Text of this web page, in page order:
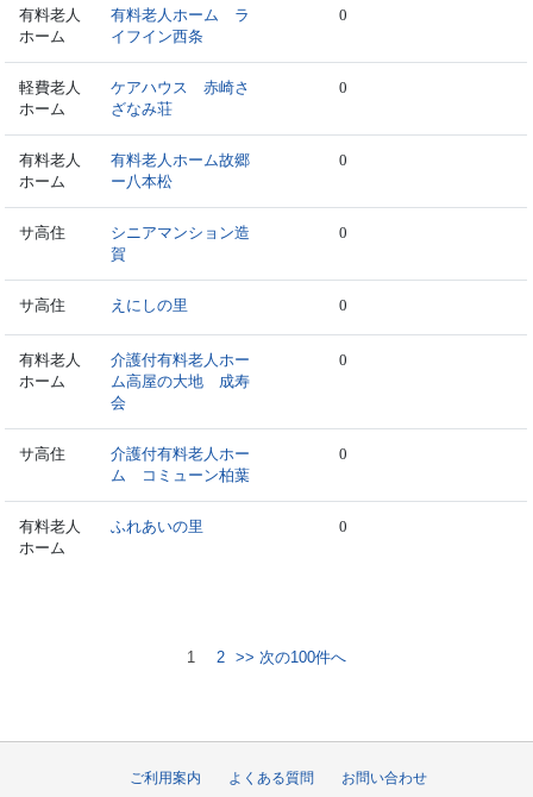
有料老人
ホーム
有料老人ホーム ラ
イフイン西条
0
軽費老人
ホーム
ケアハウス 赤崎さ
ざなみ荘
0
有料老人
ホーム
有料老人ホーム故郷
ー八本松
0
サ高住
シニアマンション造
賀
0
サ高住 えにしの里 0
有料老人
ホーム
介護付有料老人ホー
ム高屋の大地 成寿
会
0
サ高住
介護付有料老人ホー
ム コミューン柏葉
0
有料老人
ホーム
ふれあいの里 0
1 2 >> 次の100件へ
ご利用案内 よくある質問 お問い合わせ